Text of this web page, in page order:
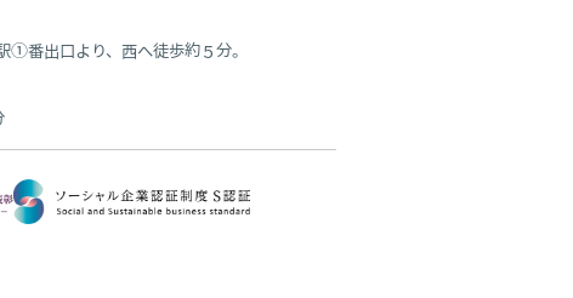
①番出口より、西へ徒歩約５分。